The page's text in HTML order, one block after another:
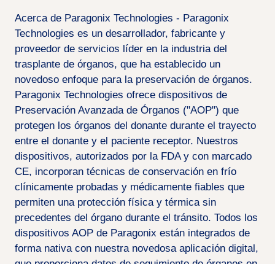
Acerca de Paragonix Technologies - Paragonix
Technologies es un desarrollador, fabricante y
proveedor de servicios líder en la industria del
trasplante de órganos, que ha establecido un
novedoso enfoque para la preservación de órganos.
Paragonix Technologies ofrece dispositivos de
Preservación Avanzada de Órganos ("AOP") que
protegen los órganos del donante durante el trayecto
entre el donante y el paciente receptor. Nuestros
dispositivos, autorizados por la FDA y con marcado
CE, incorporan técnicas de conservación en frío
clínicamente probadas y médicamente fiables que
permiten una protección física y térmica sin
precedentes del órgano durante el tránsito. Todos los
dispositivos AOP de Paragonix están integrados de
forma nativa con nuestra novedosa aplicación digital,